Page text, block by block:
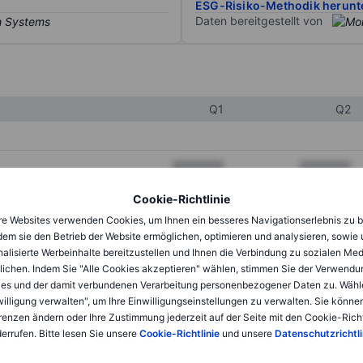
Cookie-Richtlinie
Websites verwenden Cookies, um Ihnen ein besseres Navigationserlebnis zu
sie den Betrieb der Website ermöglichen, optimieren und analysieren, sowie
Werbeinhalte bereitzustellen und Ihnen die Verbindung zu sozialen
Indem Sie "Alle Cookies akzeptieren" wählen, stimmen Sie der
und der damit verbundenen Verarbeitung personenbezogener Daten zu.
verwalten", um Ihre Einwilligungseinstellungen zu verwalten. Sie
ändern oder Ihre Zustimmung jederzeit auf der Seite mit den Cookie-
Bitte lesen Sie unsere Cookie-Richtlinieund unsere
ESG-Risiko-Methodik
Daten bereitgestellt von
Q1 Q2
XXXXXXX XXXXXXX
XXXXXXX
XXXXXXX XXXXXXX
XXXXXXX XXXXXXX
XXXXXXX XXXXXXX